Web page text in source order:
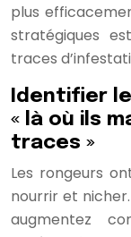
plus
stratégiques
traces
Identifier
« là où ils
traces »
Les rongeurs
nourrir et
augmentez